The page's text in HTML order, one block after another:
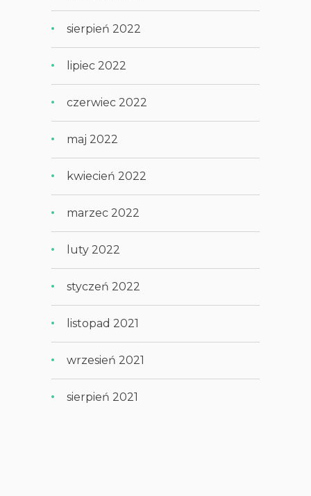
sierpień 2022
lipiec 2022
czerwiec 2022
maj 2022
kwiecień 2022
marzec 2022
luty 2022
styczeń 2022
listopad 2021
wrzesień 2021
sierpień 2021